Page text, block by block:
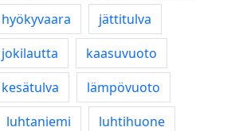
hyökyvaara
jättitulva
jokilautta
kaasuvuoto
kesätulva
lämpövuoto
luhtaniemi
luhtihuone